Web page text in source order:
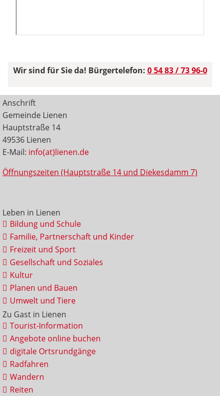
Wir sind für Sie da! Bürgertelefon: 0 54 83 / 73 96-0
Anschrift
Gemeinde Lienen
Hauptstraße 14
49536 Lienen
E-Mail: info(at)lienen.de
Öffnungszeiten (Hauptstraße 14 und Diekesdamm 7)
Leben in Lienen
Bildung und Schule
Familie, Partnerschaft und Kinder
Freizeit und Sport
Gesellschaft und Soziales
Kultur
Planen und Bauen
Umwelt und Tiere
Zu Gast in Lienen
Tourist-Information
Angebote online buchen
digitale Ortsrundgänge
Radfahren
Wandern
Reiten